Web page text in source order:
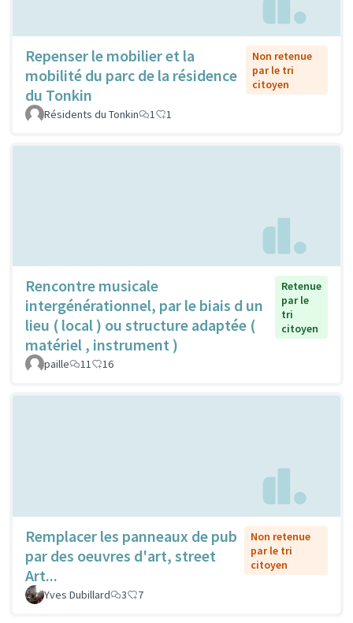
Repenser le mobilier et la
mobilité du parc de la résidence
du Tonkin
Non retenue
par le tri
citoyen
Résidents du Tonkin 1 1
Rencontre musicale
intergénérationnel, par le biais d un
lieu ( local ) ou structure adaptée (
matériel , instrument )
Retenue
par le
tri
citoyen
paille 11 16
Remplacer les panneaux de pub
par des oeuvres d'art, street
Art...
Non retenue
par le tri
citoyen
Yves Dubillard 3 7